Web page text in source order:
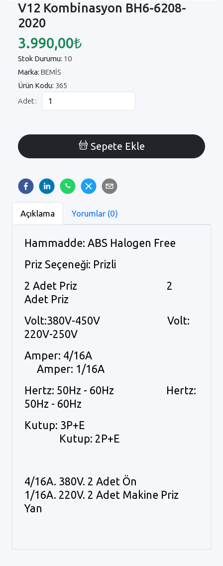
V12 Kombinasyon BH6-6208-
2020
3.990,00₺
Stok Durumu: 10
Marka: BEMİS
Ürün Kodu: 365
Adet :
Sepete Ekle
Açıklama Yorumlar (0)
Hammadde: ABS Halogen Free
Priz Seçeneği: Prizli
2 Adet Priz 2
Adet Priz
Volt:380V-450V Volt:
220V-250V
Amper: 4/16A
Amper: 1/16A
Hertz: 50Hz - 60Hz Hertz:
50Hz - 60Hz
Kutup: 3P+E
Kutup: 2P+E
4/16A. 380V. 2 Adet Ön
1/16A. 220V. 2 Adet Makine Priz
Yan